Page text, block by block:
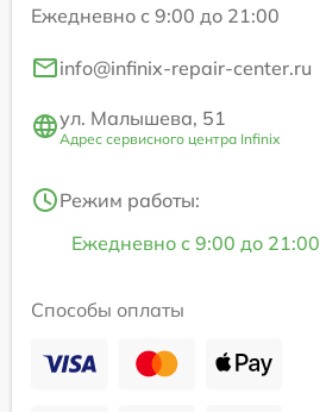
Ежедневно с 9:00 до 21:00
info@infinix-repair-center.ru
ул. Малышева, 51
Адрес сервисного центра Infinix
Режим работы:
Ежедневно с 9:00 до 21:00
Способы оплаты